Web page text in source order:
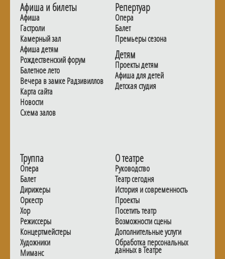
Афиша и билеты
Афиша
Гастроли
Камерный зал
Афиша детям
Рождественский форум
Балетное лето
Вечера в замке Радзивиллов
Карта сайта
Новости
Схема залов
Репертуар
Опера
Балет
Премьеры сезона
Детям
Проекты детям
Афиша для детей
Детская студия
Труппа
Опера
Балет
Дирижеры
Оркестр
Хор
Режиссеры
Концертмейстеры
Художники
Миманс
О театре
Руководство
Театр сегодня
История и современность
Проекты
Посетить театр
Возможности сцены
Дополнительные услуги
Обработка персональных
данных в Театре